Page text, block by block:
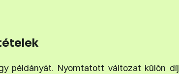
példányát. Nyomtatott változat külön díj